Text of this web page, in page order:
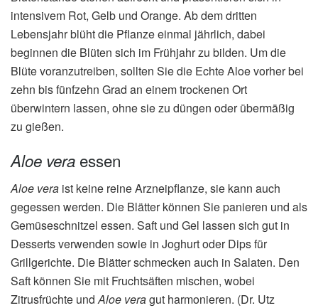
intensivem Rot, Gelb und Orange. Ab dem dritten
Lebensjahr blüht die Pflanze einmal jährlich, dabei
beginnen die Blüten sich im Frühjahr zu bilden. Um die
Blüte voranzutreiben, sollten Sie die Echte Aloe vorher bei
zehn bis fünfzehn Grad an einem trockenen Ort
überwintern lassen, ohne sie zu düngen oder übermäßig
zu gießen.
Aloe vera essen
Aloe vera ist keine reine Arzneipflanze, sie kann auch
gegessen werden. Die Blätter können Sie panieren und als
Gemüseschnitzel essen. Saft und Gel lassen sich gut in
Desserts verwenden sowie in Joghurt oder Dips für
Grillgerichte. Die Blätter schmecken auch in Salaten. Den
Saft können Sie mit Fruchtsäften mischen, wobei
Zitrusfrüchte undAloe veragut harmonieren. (Dr. Utz